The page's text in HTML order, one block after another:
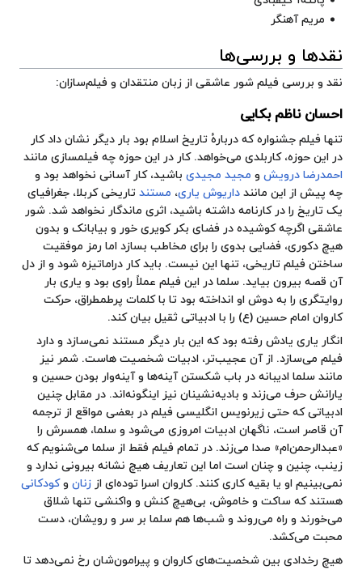
مریم آهنگر
نقدها و بررسی‌ها
نقد و بررسی فیلم شور عاشقی از زبان منتقدان و فیلم‌سازان:
احسان ناظم بکایی
تنها فیلم جشنواره که دربارهٔ تاریخ اسلام بود بار دیگر نشان داد کار
در این حوزه، کاربلدی می‌خواهد. کار در این حوزه چه فیلمسازی مانند
احمدرضا درویش و مجید مجیدی باشید، کار آسانی نخواهد بود و
چه پیش از این مانند داریوش یاری، مستند تاریخی کربلا، جغرافیای
یک تاریخ را در کارنامه داشته باشید، اثری ماندگار نخواهد شد. شور
عاشقی اگرچه کوشیده در فضای بکر کویری خور و بیابانک و بدون
هیچ دکوری، فضایی بدوی را برای مخاطب بسازد اما رمز موفقیت
ساختن فیلم تاریخی، تنها این نیست. باید کار دراماتیزه شود و از دل
آن قصه بیرون بیاید. سلما در این فیلم عملاً راوی بود و یاری بار
روایتگری را به دوش او انداخته بود تا با کلمات پرطمطراق، حرکت
کاروان امام حسین (ع) را با ادبیاتی ثقیل بیان کند.
انگار یاری یادش رفته بود که این بار دیگر مستند نمی‌سازد و دارد
فیلم می‌سازد. از آن عجیب‌تر، ادبیات شخصیت هاست. شمر نیز
مانند سلما ادیبانه در باب شکستن آینه‌ها و آینه‌وار بودن حسین و
یارانش حرف می‌زند و بادیه‌نشینان نیز اینگونه‌اند. در مقابل چنین
ادبیاتی که حتی زیرنویس انگلیسی فیلم در بعضی مواقع از ترجمه
آن قاصر است، ناگهان ادبیات امروزی می‌شود و سلما، همسرش را
«عبدالرحمن‌ام» صدا می‌زند. در تمام فیلم فقط از سلما می‌شنویم که
زینب، چنین و چنان است اما این تعاریف هیچ نشانه بیرونی ندارد و
نمی‌بینیم او یا بقیه کاری کنند. کاروان اسرا توده‌ای از زنان وکودکانی
هستند که ساکت و خاموش، بی‌هیچ کنش و واکنشی تنها شلاق
می‌خورند و راه می‌روند و شب‌ها هم سلما بر سر و رویشان، دست
محبت می‌کشد.
هیچ رخدادی بین شخصیت‌های کاروان و پیرامون‌شان رخ نمی‌دهد تا